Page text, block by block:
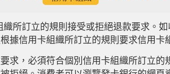
所訂立的規則接受或拒絕退款要求。
據信用卡組織所訂立的規則要求信用卡
求，必須符合個別信用卡組織所訂立